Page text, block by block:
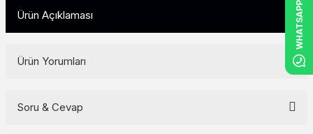
Ürün Açıklaması
Ürün Yorumları
Soru & Cevap
WHATSAPP